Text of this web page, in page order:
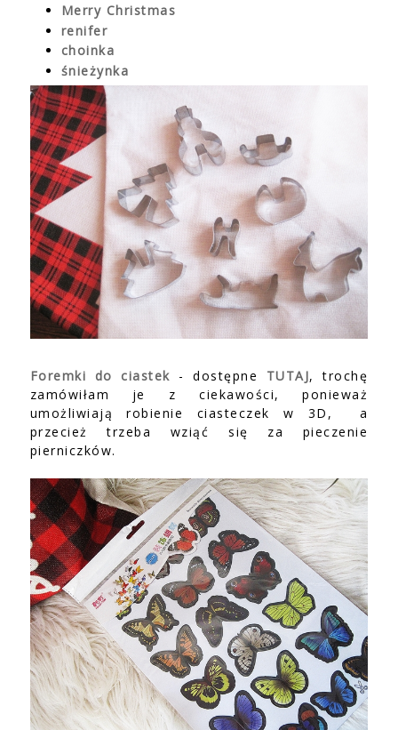
Merry Christmas
renifer
choinka
śnieżynka
Foremki do ciastek - dostępne TUTAJ, trochę
zamówiłam je z ciekawości, ponieważ
umożliwiają robienie ciasteczek w 3D, a
przecież trzeba wziąć się za pieczenie
pierniczków.